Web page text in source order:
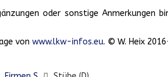
oder sonstige
von www.lkw-infos.eu. © W. Heix